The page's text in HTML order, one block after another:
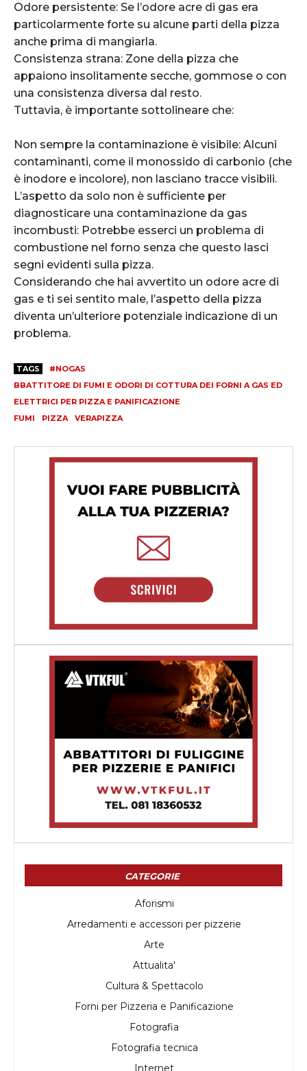
Odore persistente: Se l’odore acre di gas era
particolarmente forte su alcune parti della pizza
anche prima di mangiarla.
Consistenza strana: Zone della pizza che
appaiono insolitamente secche, gommose o con
una consistenza diversa dal resto.
Tuttavia, è importante sottolineare che:
Non sempre la contaminazione è visibile: Alcuni
contaminanti, come il monossido di carbonio (che
è inodore e incolore), non lasciano tracce visibili.
L’aspetto da solo non è sufficiente per
diagnosticare una contaminazione da gas
incombusti: Potrebbe esserci un problema di
combustione nel forno senza che questo lasci
segni evidenti sulla pizza.
Considerando che hai avvertito un odore acre di
gas e ti sei sentito male, l’aspetto della pizza
diventa un’ulteriore potenziale indicazione di un
problema.
TAGS
#NOGAS
BBATTITORE DI FUMI E ODORI DI COTTURA DEI FORNI A GAS ED
ELETTRICI PER PIZZA E PANIFICAZIONE
FUMI
PIZZA VERAPIZZA
CATEGORIE
Aforismi
Arredamenti e accessori per pizzerie
Arte
Attualita'
Cultura & Spettacolo
Forni per Pizzeria e Panificazione
Fotografia
Fotografia tecnica
Internet